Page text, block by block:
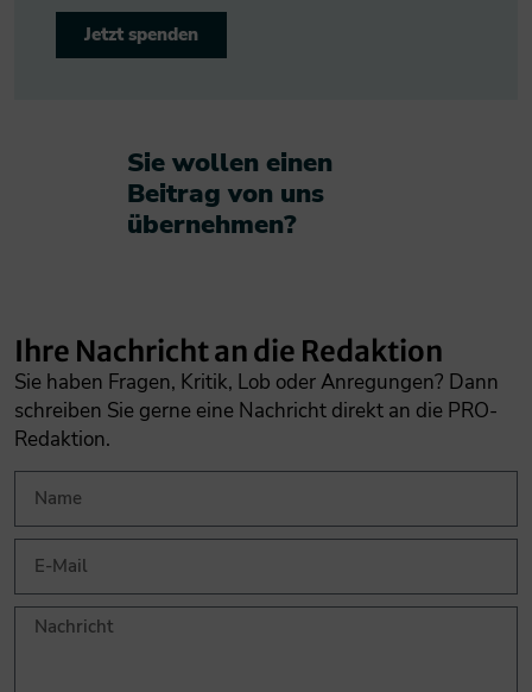
Jetzt spenden
Sie wollen einen
Beitrag von uns
übernehmen?​
Ihre Nachricht an die Redaktion
Sie haben Fragen, Kritik, Lob oder Anregungen? Dann
schreiben Sie gerne eine Nachricht direkt an die PRO-
Redaktion.